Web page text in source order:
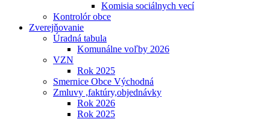
Komisia sociálnych vecí
Kontrolór obce
Zverejňovanie
Úradná tabula
Komunálne voľby 2026
VZN
Rok 2025
Smernice Obce Východná
Zmluvy ,faktúry,objednávky
Rok 2026
Rok 2025